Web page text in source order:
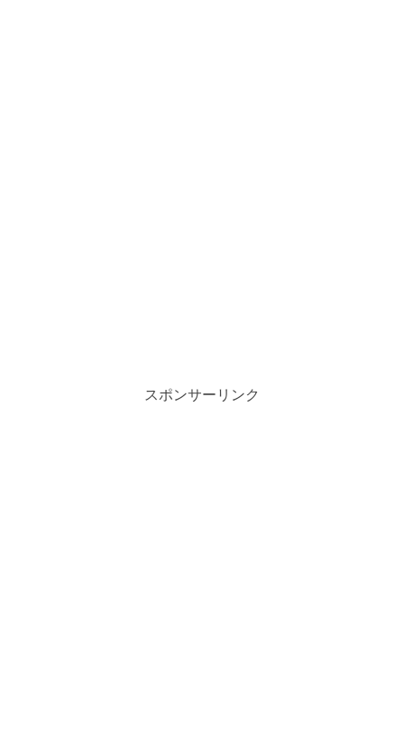
スポンサーリンク